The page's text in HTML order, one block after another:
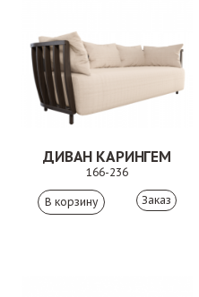
ДИВАН КАРИНГЕМ
166-236
Заказ